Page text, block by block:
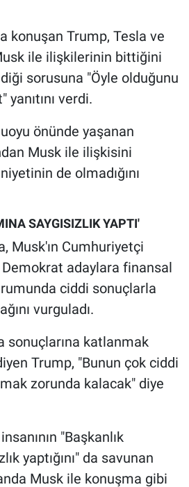
konuşan Trump, Tesla ve
ile ilişkilerinin bittiğini
sorusuna "Öyle olduğunu
yanıtını verdi.
önünde yaşanan
Musk ile ilişkisini
de olmadığını
SAYGISIZLIK YAPTI'
Musk'ın Cumhuriyetçi
Demokrat adaylara finansal
ciddi sonuçlarla
vurguladı.
sonuçlarına katlanmak
Trump, "Bunun çok ciddi
zorunda kalacak" diye
"Başkanlık
yaptığını" da savunan
Musk ile konuşma gibi